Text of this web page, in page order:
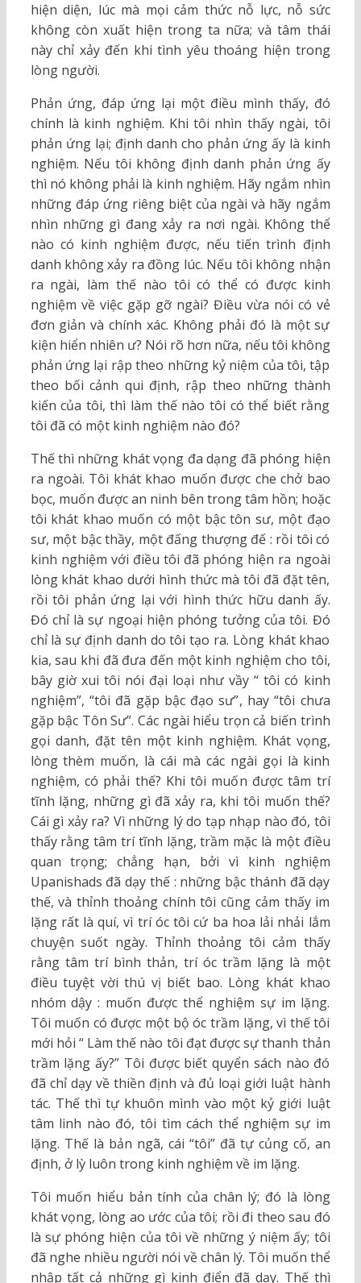
hiện diện, lúc mà mọi cảm thức nỗ lực, nỗ sức
không còn xuất hiện trong ta nữa; và tâm thái
này chỉ xảy đến khi tình yêu thoáng hiện trong
lòng người.
Phản ứng, đáp ứng lại một điều mình thấy, đó
chính là kinh nghiệm. Khi tôi nhìn thấy ngài, tôi
phản ứng lại; định danh cho phản ứng ấy là kinh
nghiệm. Nếu tôi không định danh phản ứng ấy
thì nó không phải là kinh nghiệm. Hãy ngắm nhìn
những đáp ứng riêng biệt của ngài và hãy ngắm
nhìn những gì đang xảy ra nơi ngài. Không thể
nào có kinh nghiệm được, nếu tiến trình định
danh không xảy ra đồng lúc. Nếu tôi không nhận
ra ngài, làm thế nào tôi có thể có được kinh
nghiệm về việc gặp gỡ ngài? Điều vừa nói có vẻ
đơn giản và chính xác. Không phải đó là một sự
kiện hiển nhiên ư? Nói rõ hơn nữa, nếu tôi không
phản ứng lại rập theo những kỷ niệm của tôi, tập
theo bối cảnh qui định, rập theo những thành
kiến của tôi, thì làm thế nào tôi có thể biết rằng
tôi đã có một kinh nghiệm nào đó?
Thế thì những khát vọng đa dạng đã phóng hiện
ra ngoài. Tôi khát khao muốn được che chở bao
bọc, muốn được an ninh bên trong tâm hồn; hoặc
tôi khát khao muốn có một bậc tôn sư, một đạo
sư, một bậc thầy, một đấng thượng đế : rồi tôi có
kinh nghiệm với điều tôi đã phóng hiện ra ngoài
lòng khát khao dưới hình thức mà tôi đã đặt tên,
rồi tôi phản ứng lại với hình thức hữu danh ấy.
Đó chỉ là sự ngoại hiện phóng tưởng của tôi. Đó
chỉ là sự định danh do tôi tạo ra. Lòng khát khao
kia, sau khi đã đưa đến một kinh nghiệm cho tôi,
bây giờ xui tôi nói đại loại như vầy “ tôi có kinh
nghiệm”, “tôi đã gặp bậc đạo sư”, hay “tôi chưa
gặp bậc Tôn Sư”. Các ngài hiểu trọn cả biến trình
gọi danh, đặt tên một kinh nghiệm. Khát vọng,
lòng thèm muốn, là cái mà các ngài gọi là kinh
nghiệm, có phải thế? Khi tôi muốn được tâm trí
tĩnh lặng, những gì đã xảy ra, khi tôi muốn thế?
Cái gì xảy ra? Vì những lý do tạp nhạp nào đó, tôi
thấy rằng tâm trí tĩnh lặng, trầm mặc là một điều
quan trọng; chẳng hạn, bởi vì kinh nghiệm
Upanishads đã dạy thế : những bậc thánh đã dạy
thế, và thỉnh thoảng chính tôi cũng cảm thấy im
lặng rất là quí, vì trí óc tôi cứ ba hoa lải nhải lắm
chuyện suốt ngày. Thỉnh thoảng tôi cảm thấy
rằng tâm trí bình thản, trí óc trầm lặng là một
điều tuyệt vời thú vị biết bao. Lòng khát khao
nhóm dậy : muốn được thể nghiệm sự im lặng.
Tôi muốn có được một bộ óc trầm lặng, vì thế tôi
mới hỏi “ Làm thế nào tôi đạt được sự thanh thản
trầm lặng ấy?” Tôi được biết quyển sách nào đó
đã chỉ dạy về thiền định và đủ loại giới luật hành
tác. Thế thì tự khuôn mình vào một kỷ giới luật
tâm linh nào đó, tôi tìm cách thể nghiệm sự im
lặng. Thế là bản ngã, cái “tôi” đã tự củng cố, an
định, ở lỳ luôn trong kinh nghiệm về im lặng.
Tôi muốn hiểu bản tính của chân lý; đó là lòng
khát vọng, lòng ao ước của tôi; rồi đi theo sau đó
là sự phóng hiện của tôi về những ý niệm ấy; tôi
đã nghe nhiều người nói về chân lý. Tôi muốn thể
nhập tất cả những gì kinh điển đã dạy. Thế thì